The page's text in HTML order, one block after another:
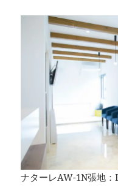
ナターレAW-1N張地